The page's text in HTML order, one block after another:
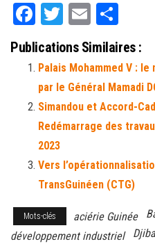
Fa
ce
bo
ok
T
tt
er
E
m
ail ag
er
Publications Similaires :
Palais Mohammed V :
par le Général Mamadi
Simandou et Accord-
Redémarrage des
2023
Vers
TransGuinéen (CTG)
Mots-clés aciérie Guinée
développement industriel